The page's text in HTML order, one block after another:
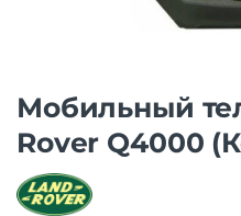
Мобильный
Rover Q4000